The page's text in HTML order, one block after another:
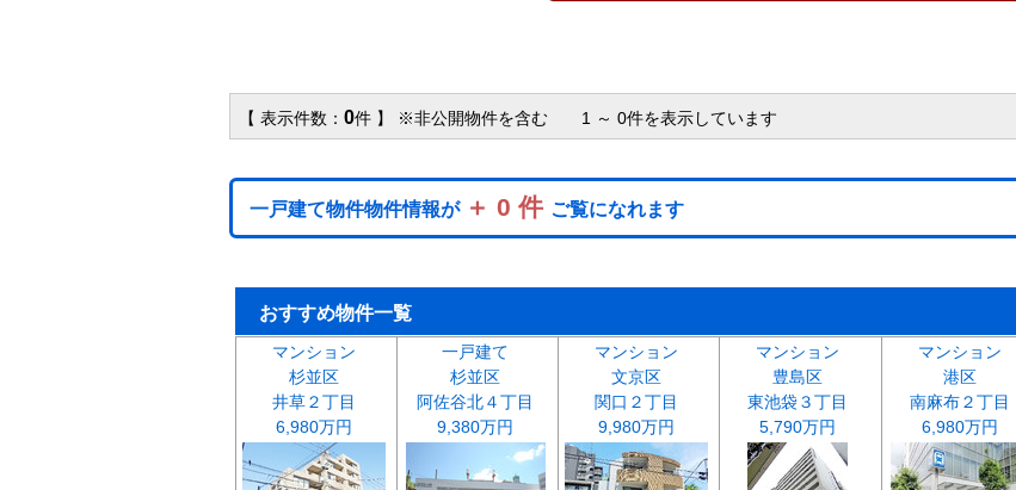
【 表示件数： 0件 】 ※非公開物件を含む 1 ～ 0件を表示しています
一戸建て物件物件情報が ＋ 0 件 ご覧になれます
おすすめ物件一覧
マンション
杉並区
井草２丁目
6,980万円
一戸建て
杉並区
阿佐谷北４丁目
9,380万円
マンション
文京区
関口２丁目
9,980万円
マンション
豊島区
東池袋３丁目
5,790万円
マンション
港区
南麻布２丁目
6,980万円